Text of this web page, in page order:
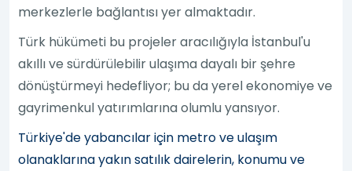
merkezlerle bağlantısı yer almaktadır.
Türk hükümeti bu projeler aracılığıyla İstanbul'u
akıllı ve sürdürülebilir ulaşıma dayalı bir şehre
dönüştürmeyi hedefliyor; bu da yerel ekonomiye ve
gayrimenkul yatırımlarına olumlu yansıyor.
Türkiye'de yabancılar için metro ve ulaşım
olanaklarına yakın satılık dairelerin, konumu ve